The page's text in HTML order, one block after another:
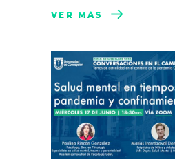
VER MÁS